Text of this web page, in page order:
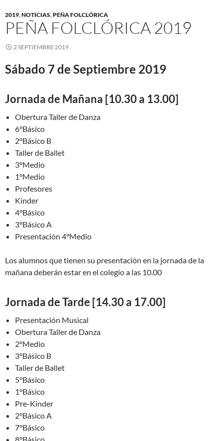
2019,NOTICIAS,PEÑA FOLCLÓRICA
PEÑA FOLCLÓRICA 2019
2 SEPTIEMBRE 2019
Sábado 7 de Septiembre 2019
Jornada de Mañana [10.30 a 13.00]
Obertura Taller de Danza
6°Básico
2°Básico B
Taller de Ballet
3°Medio
1°Medio
Profesores
Kinder
4°Básico
3°Básico A
Presentación 4°Medio
Los alumnos que tienen su presentación en la jornada de la
mañana deberán estar en el colegio a las 10.00
Jornada de Tarde [14.30 a 17.00]
Presentación Musical
Obertura Taller de Danza
2°Medio
3°Básico B
Taller de Ballet
5°Básico
1°Básico
Pre-Kinder
2°Básico A
7°Básico